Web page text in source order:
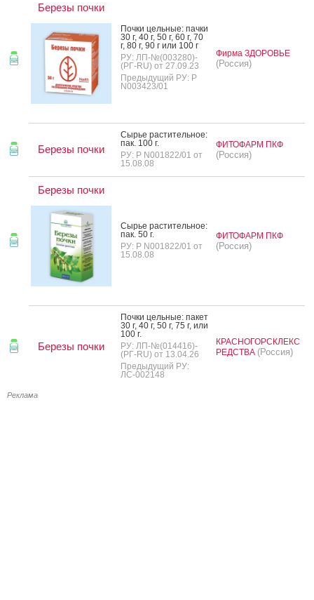
Березы почки
Поч­ки цель­ные: пач­ки
30 г, 40 г, 50 г, 60 г, 70
г, 80 г, 90 г или 100 г
РУ: ЛП-№(003280)-
(РГ-RU) от 27.09.23
Предыдущий РУ: Р
N003423/01
Фирма ЗДОРОВЬЕ
(Россия)
Березы почки
Сырье рас­ти­тель­ное:
пак. 100 г.
РУ: Р N001822/01 от
15.08.08
ФИТОФАРМ ПКФ
(Россия)
Березы почки
Сырье рас­ти­тель­ное:
пак. 50 г.
РУ: Р N001822/01 от
15.08.08
ФИТОФАРМ ПКФ
(Россия)
Березы почки
Поч­ки цель­ные: па­кет
30 г, 40 г, 50 г, 75 г, или
100 г.
РУ: ЛП-№(014416)-
(РГ-RU) от 13.04.26
Предыдущий РУ:
ЛС-002148
КРАСНОГОРСКЛЕКС
РЕДСТВА (Россия)
Реклама